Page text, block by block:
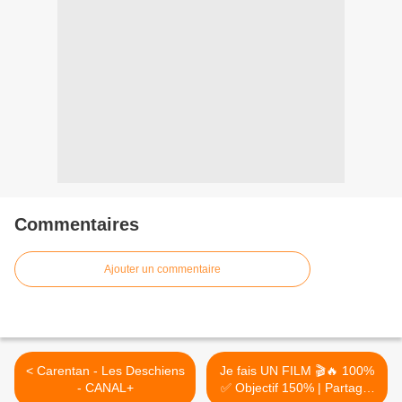
Commentaires
Ajouter un commentaire
< Carentan - Les Deschiens
- CANAL+
Je fais UN FILM 🎬🔥 100%
✅️ Objectif 150% | Partager